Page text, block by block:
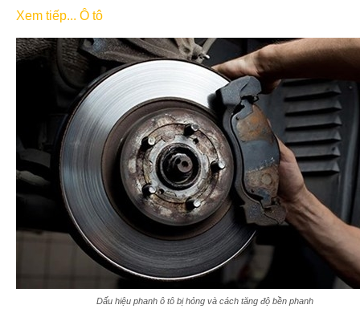
Xem tiếp... Ô tô
Dấu hiệu phanh ô tô bị hỏng và cách tăng độ bền phanh